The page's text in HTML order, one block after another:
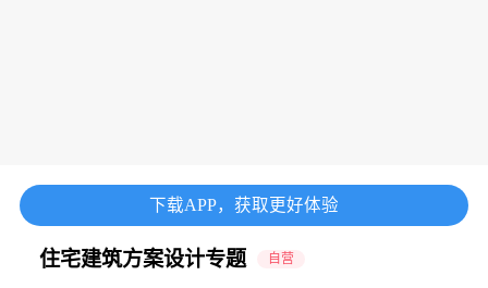
下载APP，获取更好体验
住宅建筑方案设计专题 自营